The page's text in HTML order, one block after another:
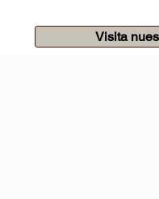
Visita